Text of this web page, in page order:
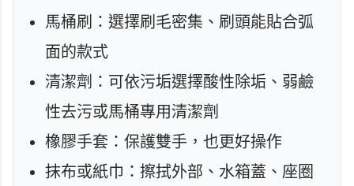
馬桶刷：選擇刷毛密集、刷頭能貼合弧
面的款式
清潔劑：可依污垢選擇酸性除垢、弱鹼
性去污或馬桶專用清潔劑
橡膠手套：保護雙手，也更好操作
抹布或紙巾：擦拭外部、水箱蓋、座圈